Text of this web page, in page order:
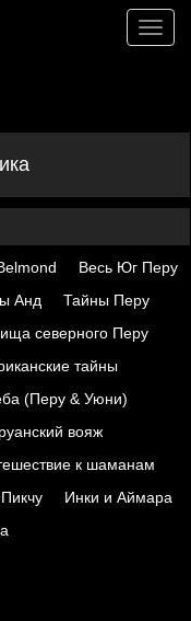
Toggle
Весь Юг Перу
Анд
Тайны Перу
северного Перу
тайны
(Перу & Уюни)
вояж
к шаманам
Инки и Аймара